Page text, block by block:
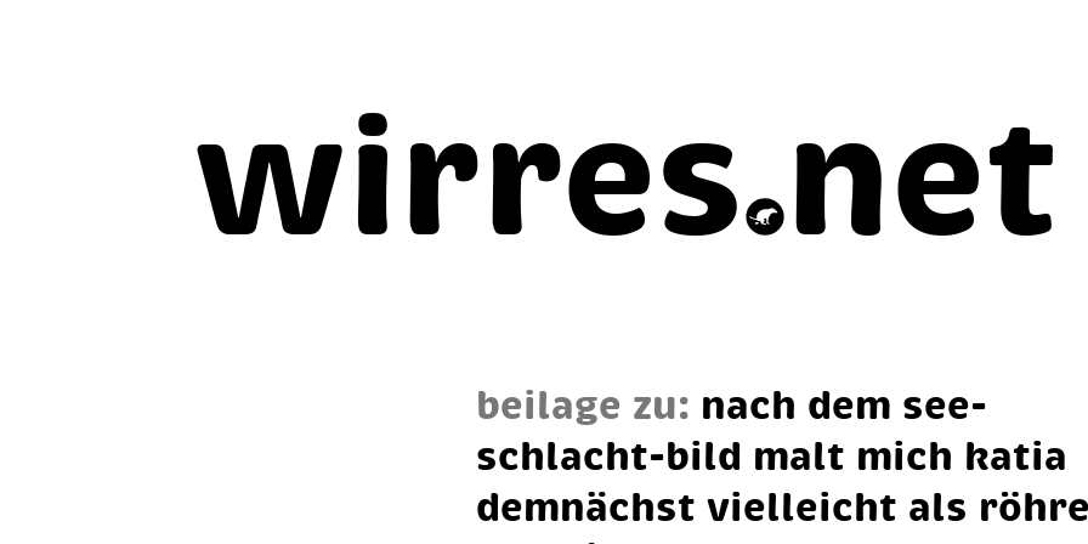
wirres net
beilage zu: nach dem see­
schlacht-bild malt mich ka­tia
dem­nächst viel­leicht als